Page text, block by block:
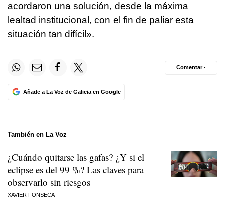
acordaron una solución, desde la máxima
lealtad institucional, con el fin de paliar esta
situación tan difícil».
Añade a La Voz de Galicia en Google
Comentar ·
También en La Voz
¿Cuándo quitarse las gafas? ¿Y si el
eclipse es del 99 %? Las claves para
observarlo sin riesgos
XAVIER FONSECA